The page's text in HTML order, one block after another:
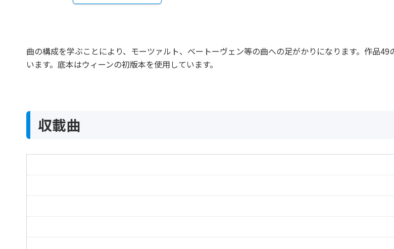
曲の構成を学ぶことにより、モーツァルト、ベートーヴェン等の曲への足がかりになります。作品
います。底本はウィーンの初版本を使用しています。
収載曲